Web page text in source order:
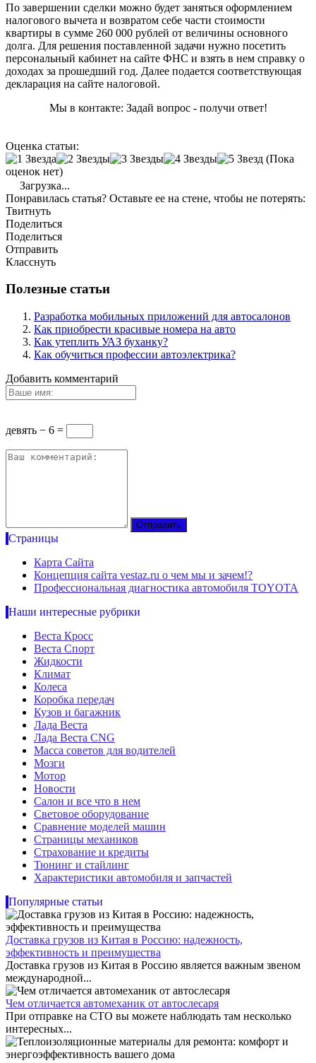
По завершении сделки можно будет заняться оформлением
налогового вычета и возвратом себе части стоимости
квартиры в сумме 260 000 рублей от величины основного
долга. Для решения поставленной задачи нужно посетить
персональный кабинет на сайте ФНС и взять в нем справку о
доходах за прошедший год. Далее подается соответствующая
декларация на сайте налоговой.
Мы в контакте: Задай вопрос - получи ответ!
Оценка статьи:
(Пока
оценок нет)
Загрузка...
Понравилась статья? Оставьте ее на стене, чтобы не потерять:
Твитнуть
Поделиться
Поделиться
Отправить
Класснуть
Полезные статьи
Разработка мобильных приложений для автосалонов
Как приобрести красивые номера на авто
Как утеплить УАЗ буханку?
Как обучиться профессии автоэлектрика?
Добавить комментарий
девять − 6 =
Страницы
Карта Сайта
Концепция сайта vestaz.ru о чем мы и зачем!?
Профессиональная диагностика автомобиля TOYOTA
Наши интересные рубрики
Веста Кросс
Веста Спорт
Жидкости
Климат
Колеса
Коробка передач
Кузов и багажник
Лада Веста
Лада Веста CNG
Масса советов для водителей
Мозги
Мотор
Новости
Салон и все что в нем
Световое оборудование
Сравнение моделей машин
Страницы механиков
Страхование и кредиты
Тюнинг и стайлинг
Характеристики автомобиля и запчастей
Популярные статьи
Доставка грузов из Китая в Россию: надежность,
эффективность и преимущества
Доставка грузов из Китая в Россию является важным звеном
международной...
Чем отличается автомеханик от автослесаря
При отправке на СТО вы можете наблюдать там несколько
интересных...